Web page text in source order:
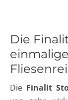
Die
Die Finalit